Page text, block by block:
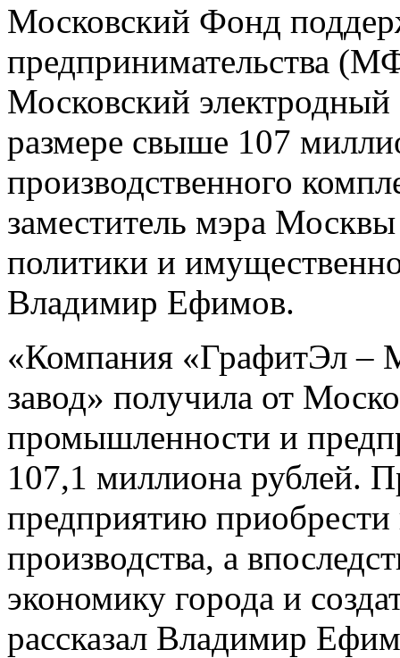
Московский Фонд
предпринимательства
Московский электродный
размере свыше 107
производственного
заместитель мэра
политики и
Владимир Ефимов.
«Компания «ГрафитЭл –
завод» получила от
промышленности и
107,1 миллиона рублей.
предприятию приобрести
производства, а
экономику города и
рассказал Владимир